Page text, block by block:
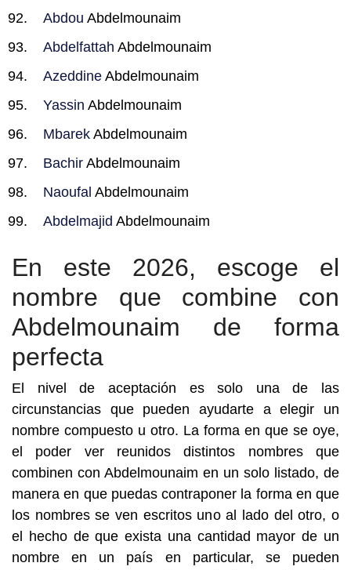
Abdou Abdelmounaim
Abdelfattah Abdelmounaim
Azeddine Abdelmounaim
Yassin Abdelmounaim
Mbarek Abdelmounaim
Bachir Abdelmounaim
Naoufal Abdelmounaim
Abdelmajid Abdelmounaim
En este 2026, escoge el
nombre que combine con
Abdelmounaim de forma
perfecta
El nivel de aceptación es solo una de las
circunstancias que pueden ayudarte a elegir un
nombre compuesto u otro. La forma en que se oye,
el poder ver reunidos distintos nombres que
combinen con Abdelmounaim en un solo listado, de
manera en que puedas contraponer la forma en que
los nombres se ven escritos uno al lado del otro, o
el hecho de que exista una cantidad mayor de un
nombre en un país en particular, se pueden